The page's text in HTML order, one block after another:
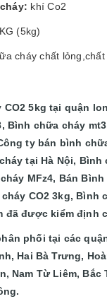
khí Co2
(5kg)
cháy chất
CO2 5kg tại quận
Bình chữa cháy
ty bán bình
tại Hà Nội, Bình
MFz4, Bán Bình
CO2 3kg, Bình
đã được kiểm định
phối tại các
Hai Bà Trưng,
Nam Từ Liêm, Bắc